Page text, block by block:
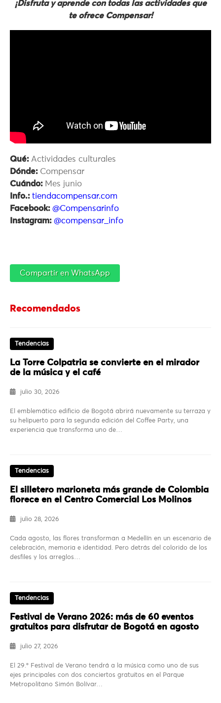
¡Disfruta y aprende con todas las actividades que
te ofrece Compensar!
Qué: Actividades culturales
Dónde: Compensar
Cuándo: Mes junio
Info.: tiendacompensar.com
Facebook: @Compensarinfo
Instagram: @compensar_info
Compartir en WhatsApp
Recomendados
Tendencias
La Torre Colpatria se convierte en el mirador
de la música y el café
julio 30, 2026
El emblemático edificio de Bogotá abrirá nuevamente su terraza y
su helipuerto para la segunda edición del Coffee Party, una
experiencia que transforma uno de…
Tendencias
El silletero marioneta más grande de Colombia
florece en el Centro Comercial Los Molinos
julio 28, 2026
Cada agosto, las flores transforman a Medellín en un escenario de
celebración, memoria e identidad. Pero detrás del colorido de los
desfiles y los arreglos…
Tendencias
Festival de Verano 2026: más de 60 eventos
gratuitos para disfrutar de Bogotá en agosto
julio 27, 2026
El 29.º Festival de Verano tendrá a la música como uno de sus
ejes principales con dos conciertos gratuitos en el Parque
Metropolitano Simón Bolívar…